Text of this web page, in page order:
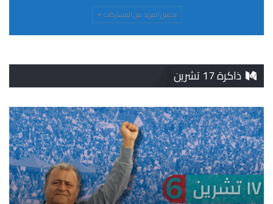
تحميل المزيد من المشاركات
ذاكرة 17 تشرين